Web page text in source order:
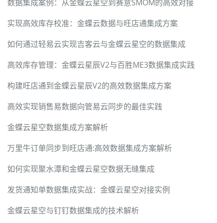
数据集成案例：从金蝶云星空到赛意SMOM的高效对接
实现高效库存校准：金蝶云数据与旺店通集成方案
如何通过轻易云实现吉客云与金蝶云星空的数据集成
高效库存管理：金蝶云星辰V2与百胜ME3数据集成实践
构建旺店通到金蝶云星辰V2的高效数据集成方案
高效实现销售易数据向管易云同步的最佳实践
金蝶云星空数据集成方案解析
万里牛订单同步到旺店通:高效数据集成方案解析
如何实现聚水潭和金蝶云星空数据无缝集成
发货通知单数据集成实战：金蝶云星空对接实例
金蝶云星空与钉钉数据集成的技术解析